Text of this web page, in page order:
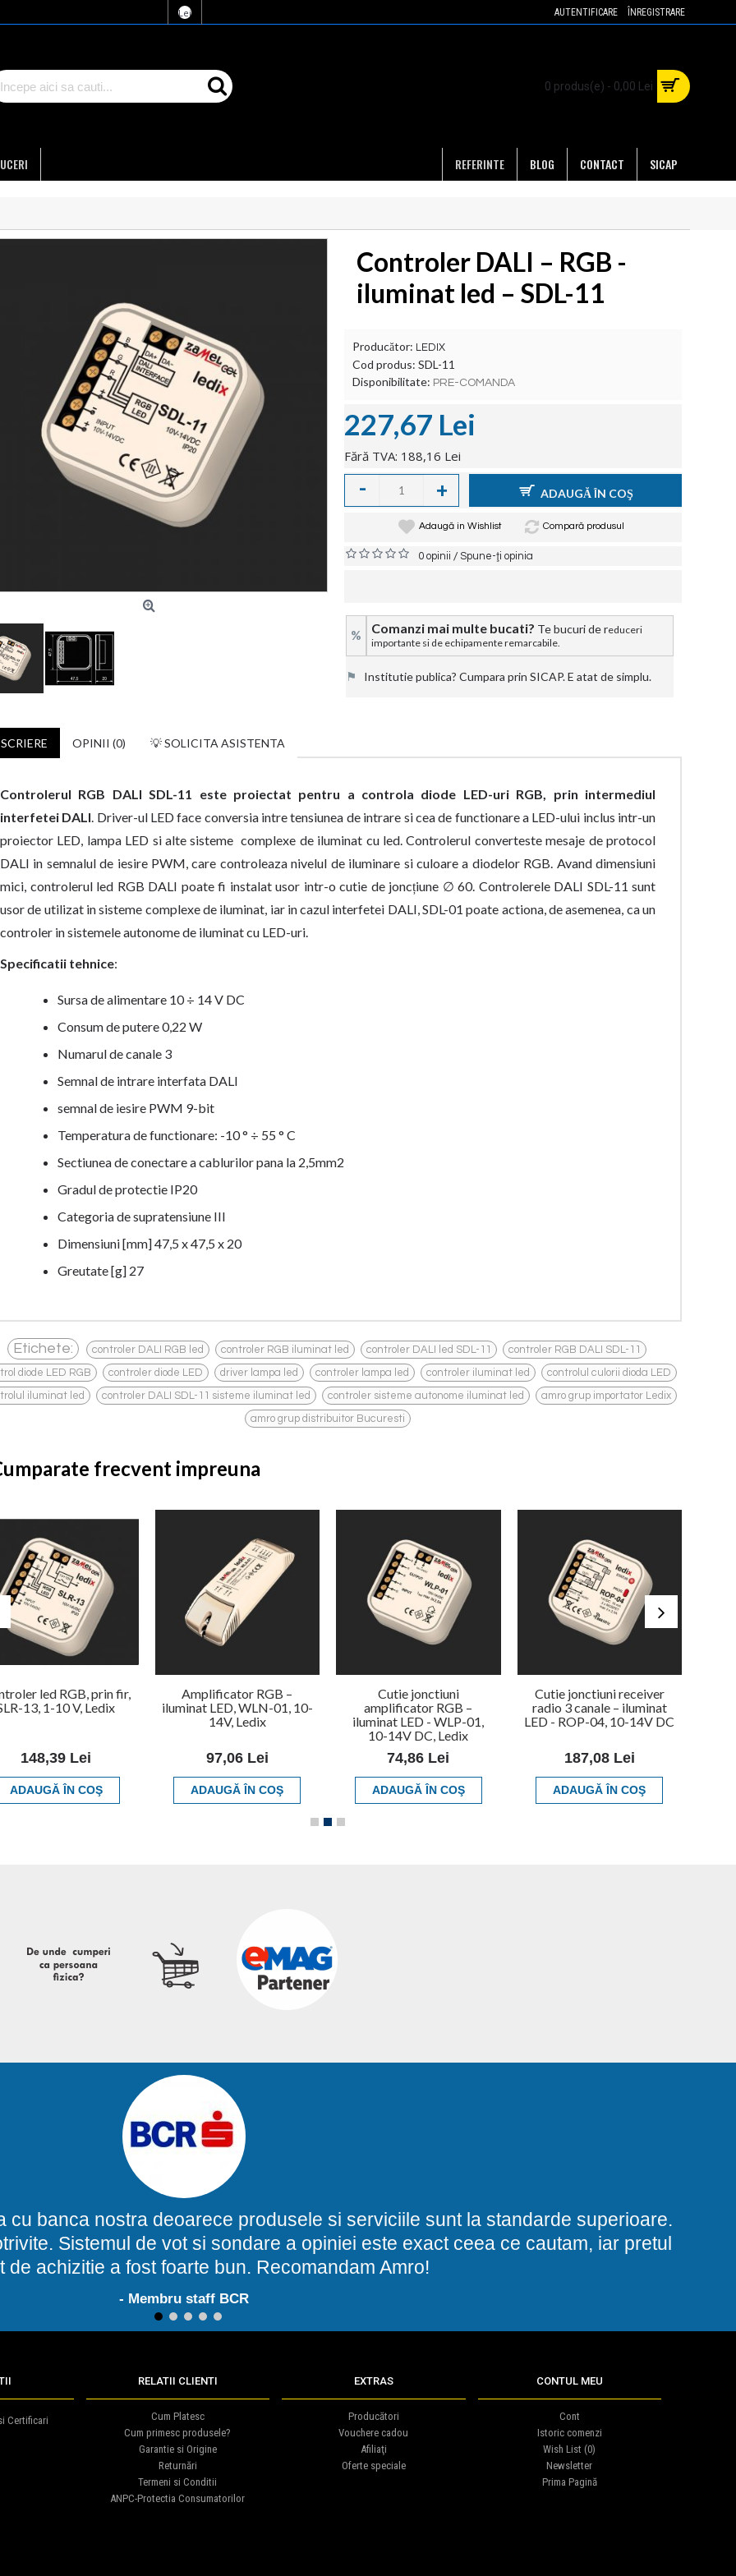
Lei AUTENTIFICARE ÎNREGISTRARE
0 produs(e) - 0,00 Lei
SICAP
CONTACT
BLOG
REFERINTE
Controler DALI – RGB -
iluminat led – SDL-11
Producător: LEDIX
Cod produs: SDL-11
Disponibilitate: PRE-COMANDA
227,67 Lei
Fără TVA: 188,16 Lei
- + ADAUGĂ ÎN COŞ
Adaugă in Wishlist Compară produsul
0 opinii /Spune-ţi opinia
% Comanzi mai multe bucati? Te bucuri de reduceri
importante si de echipamente remarcabile.
⚑ Institutie publica? Cumpara prin SICAP. E atat de simplu.
OPINII (0) 💡 SOLICITA ASISTENTA
Controlerul RGB DALI SDL-11 este proiectat pentru a controla diode LED-uri RGB, prin intermediul
interfetei DALI. Driver-ul LED face conversia intre tensiunea de intrare si cea de functionare a LED-ului inclus intr-un
proiector LED, lampa LED si alte sisteme complexe de iluminat cu led. Controlerul converteste mesaje de protocol
DALI in semnalul de iesire PWM, care controleaza nivelul de iluminare si culoare a diodelor RGB. Avand dimensiuni
mici, controlerul led RGB DALI poate fi instalat usor intr-o cutie de joncțiune ∅ 60. Controlerele DALI SDL-11 sunt
usor de utilizat in sisteme complexe de iluminat, iar in cazul interfetei DALI, SDL-01 poate actiona, de asemenea, ca un
controler in sistemele autonome de iluminat cu LED-uri.
Specificatii tehnice:
Sursa de alimentare 10 ÷ 14 V DC
Consum de putere 0,22 W
Numarul de canale 3
Semnal de intrare interfata DALI
semnal de iesire PWM 9-bit
Temperatura de functionare: -10 ° ÷ 55 ° C
Sectiunea de conectare a cablurilor pana la 2,5mm2
Gradul de protectie IP20
Categoria de supratensiune III
Dimensiuni [mm] 47,5 x 47,5 x 20
Greutate [g] 27
Etichete: controler DALI RGB led , controler RGB iluminat led , controler DALI led SDL-11 , controler RGB DALI SDL-11 ,
diode LED RGB , controler diode LED , driver lampa led , controler lampa led , controler iluminat led , controlul culorii dioda LED ,
iluminat led , controler DALI SDL-11 sisteme iluminat led , controler sisteme autonome iluminat led , amro grup importator Ledix ,
amro grup distribuitor Bucuresti
frecvent impreuna
led RGB, prin fir,
13, 1-10 V, Ledix
148,39 Lei
ADAUGĂ ÎN COŞ
Amplificator RGB –
iluminat LED, WLN-01, 10-
14V, Ledix
97,06 Lei
ADAUGĂ ÎN COŞ
Cutie jonctiuni
amplificator RGB –
iluminat LED - WLP-01,
10-14V DC, Ledix
74,86 Lei
ADAUGĂ ÎN COŞ
Cutie jonctiuni receiver
radio 3 canale – iluminat
LED - ROP-04, 10-14V DC
187,08 Lei
ADAUGĂ ÎN COŞ
cu banca nostra deoarece produsele si serviciile sunt la standarde superioare.
Sistemul de vot si sondare a opiniei este exact ceea ce cautam, iar pretul
de achizitie a fost foarte bun. Recomandam Amro!
- Membru staff BCR
1 2 3 4 5
Certificari
RELATII CLIENTI
Cum Platesc
Cum primesc produsele?
Garantie si Origine
Returnări
Termeni si Conditii
ANPC-Protectia Consumatorilor
EXTRAS
Producători
Vouchere cadou
Afiliaţi
Oferte speciale
CONTUL MEU
Cont
Istoric comenzi
Wish List (0)
Newsletter
Prima Pagină